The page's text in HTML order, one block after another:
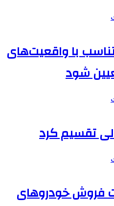
با واقعیت‌های
شود
فروش خودروهای